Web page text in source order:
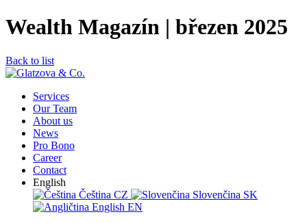
Wealth Magazín | březen 2025
Back to list
Services
Our Team
About us
News
Pro Bono
Career
Contact
English
Čeština CZ Slovenčina SK
English EN